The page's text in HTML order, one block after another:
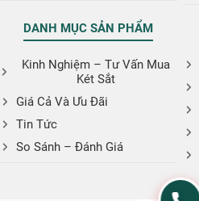
DANH MỤC SẢN PHẨM
Kinh Nghiệm – Tư Vấn Mua
Két Sắt
Giá Cả Và Ưu Đãi
Tin Tức
So Sánh – Đánh Giá